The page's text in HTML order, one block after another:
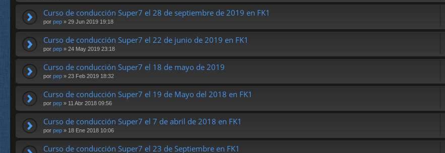
Curso de conducción Super7 el 28 de septiembre de 2019 en FK1
por pep » 29 Jun 2019 19:18
Curso de conducción Super7 el 22 de junio de 2019 en FK1
por pep » 24 May 2019 23:18
Curso de conducción Super7 el 18 de mayo de 2019
por pep » 23 Feb 2019 18:32
Curso de conducción Super7 el 19 de Mayo del 2018 en FK1
por pep » 11 Abr 2018 09:56
Curso de conducción Super7 el 7 de abril de 2018 en FK1
por pep » 18 Ene 2018 10:06
Curso de conducción Super7 el 23 de Septiembre en FK1